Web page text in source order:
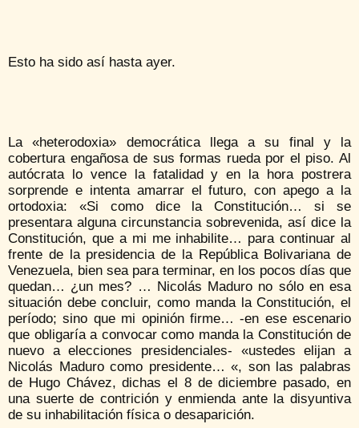
Esto ha sido así hasta ayer.
La «heterodoxia» democrática llega a su final y la
cobertura engañosa de sus formas rueda por el piso. Al
autócrata lo vence la fatalidad y en la hora postrera
sorprende e intenta amarrar el futuro, con apego a la
ortodoxia: «Si como dice la Constitución… si se
presentara alguna circunstancia sobrevenida, así dice la
Constitución, que a mi me inhabilite… para continuar al
frente de la presidencia de la República Bolivariana de
Venezuela, bien sea para terminar, en los pocos días que
quedan… ¿un mes? … Nicolás Maduro no sólo en esa
situación debe concluir, como manda la Constitución, el
período; sino que mi opinión firme… -en ese escenario
que obligaría a convocar como manda la Constitución de
nuevo a elecciones presidenciales- «ustedes elijan a
Nicolás Maduro como presidente… «, son las palabras
de Hugo Chávez, dichas el 8 de diciembre pasado, en
una suerte de contrición y enmienda ante la disyuntiva
de su inhabilitación física o desaparición.